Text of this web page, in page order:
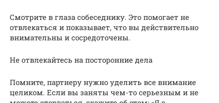
Смотрите в глаза собеседнику. Это помогает не
отвлекаться и показывает, что вы действительно
внимательны и сосредоточены.
Не отвлекайтесь на посторонние дела
Помните, партнеру нужно уделить все внимание
целиком. Если вы заняты чем-то серьезным и не